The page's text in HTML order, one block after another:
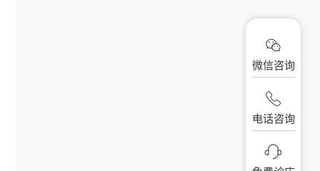
微信咨询
电话咨询